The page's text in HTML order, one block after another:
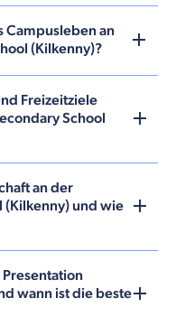
Campusleben an
(Kilkenny)?
Freizeitziele
School
an der
(Kilkenny) und wie
wann ist die beste